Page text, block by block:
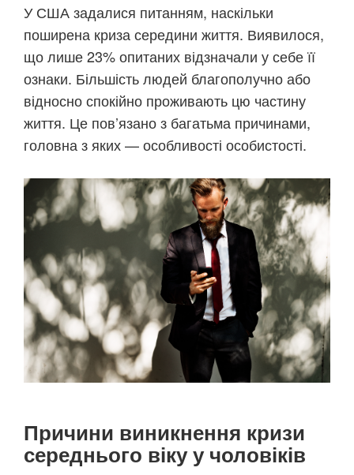
У США задалися питанням, наскільки
поширена криза середини життя. Виявилося,
що лише 23% опитаних відзначали у себе її
ознаки. Більшість людей благополучно або
відносно спокійно проживають цю частину
життя. Це пов’язано з багатьма причинами,
головна з яких — особливості особистості.
Причини виникнення кризи
середнього віку у чоловіків